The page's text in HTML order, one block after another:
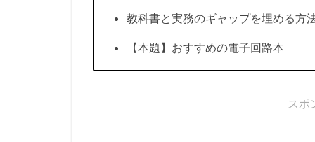
教科書と実務のギャップを埋める方
【本題】おすすめの電子回路本
スポ